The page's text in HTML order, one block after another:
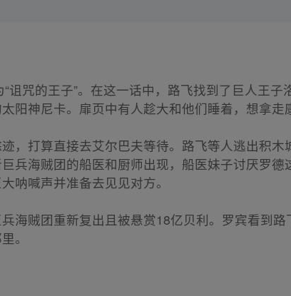
诅咒的王子”。在这一话中，路飞找到了巨人王
阳神尼卡。扉页中有人趁大和他们睡着，想拿走
，打算直接去艾尔巴夫等待。路飞等人逃出积
兵海贼团的船医和厨师出现，船医妹子讨厌罗
呐喊声并准备去见见对方。
海贼团重新复出且被悬赏18亿贝利。罗宾看到
。